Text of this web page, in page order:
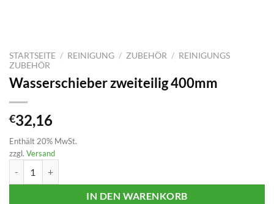
STARTSEITE / REINIGUNG / ZUBEHÖR / REINIGUNGS
ZUBEHÖR
Wasserschieber zweiteilig 400mm
€32,16
Enthält 20% MwSt.
zzgl. Versand
IN DEN WARENKORB